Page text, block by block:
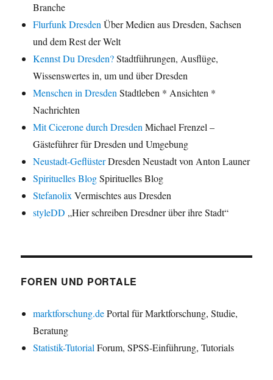
Branche
Flurfunk Dresden Über Medien aus Dresden, Sachsen
und dem Rest der Welt
Kennst Du Dresden?Stadtführungen, Ausflüge,
Wissenswertes in, um und über Dresden
Menschen in Dresden Stadtleben * Ansichten *
Nachrichten
Mit Cicerone durch Dresden Michael Frenzel –
Gästeführer für Dresden und Umgebung
Neustadt-GeflüsterDresden Neustadt von Anton Launer
Spirituelles BlogSpirituelles Blog
Stefanolix Vermischtes aus Dresden
styleDD „Hier schreiben Dresdner über ihre Stadt“
FOREN UND PORTALE
marktforschung.dePortal für Marktforschung, Studie,
Beratung
Statistik-Tutorial Forum, SPSS-Einführung, Tutorials